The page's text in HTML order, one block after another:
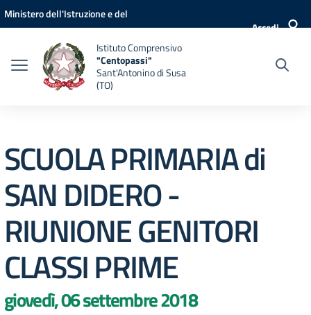
Vai ai contenuti
Vai al menu di navigazione
Vai al footer
Ministero dell'Istruzione e del
Accedi
Istituto Comprensivo
"Centopassi"
Sant'Antonino di Susa
(TO)
SCUOLA PRIMARIA di
SAN DIDERO -
RIUNIONE GENITORI
CLASSI PRIME
giovedì, 06 settembre 2018